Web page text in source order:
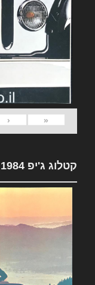
«
‹
קטלוג ג'יפ 1984